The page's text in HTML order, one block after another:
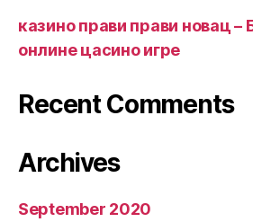
казино прави прави новац –
онлине цасино игре
Recent Comments
Archives
September 2020